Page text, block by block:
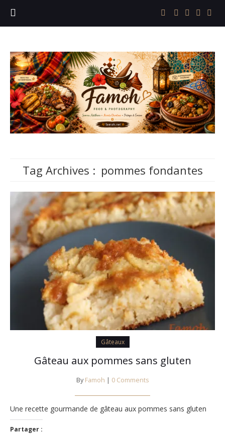
Tag Archives : pommes fondantes
Gâteaux
Gâteau aux pommes sans gluten
By Famoh | 0 Comments
Une recette gourmande de gâteau aux pommes sans gluten
Partager :